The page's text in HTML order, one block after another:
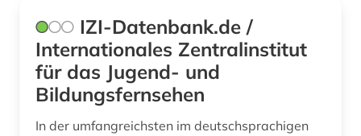
IZI-Datenbank.de /
Internationales Zentralinstitut
für das Jugend- und
Bildungsfernsehen
In der umfangreichsten im deutschsprachigen